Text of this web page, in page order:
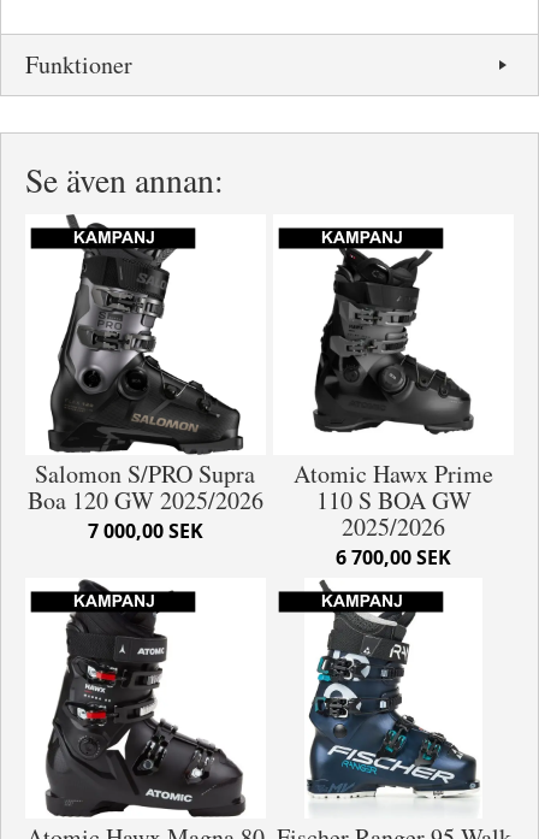
Funktioner
Se även annan:
Salomon S/PRO Supra
Boa 120 GW 2025/2026
7 000,00 SEK
Atomic Hawx Prime
110 S BOA GW
2025/2026
6 700,00 SEK